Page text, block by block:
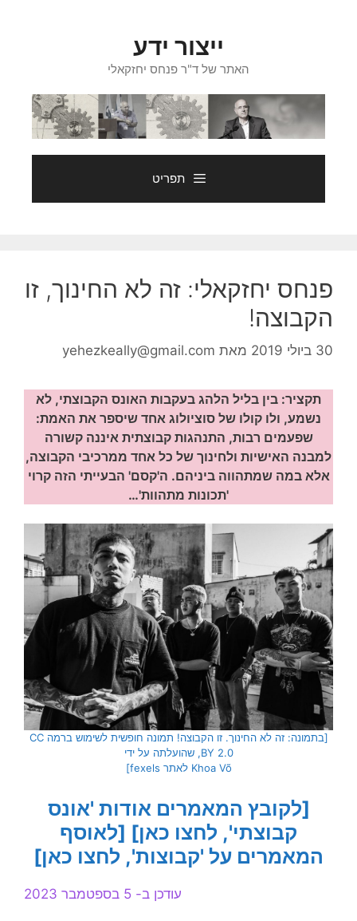
ייצור ידע
האתר של ד"ר פנחס יחזקאלי
תפריט
פנחס יחזקאלי: זה לא החינוך, זו
הקבוצה!
30 ביולי 2019 מאת yehezkeally@gmail.com
תקציר: בין בליל הלהג בעקבות האונס הקבוצתי, לא
נשמע, ולו קולו של סוציולוג אחד שיספר את האמת:
שפעמים רבות, התנהגותקבוצתית איננה קשורה
למבנה האישיות ולחינוך של כל אחד ממרכיבי הקבוצה,
אלא במה שמתהווה ביניהם. ה'קסם' הבעייתי הזה קרוי
'תכונות מתהוות'…
[בתמונה: זה לא החינוך. זו הקבוצה! תמונה חופשית לשימוש ברמה CC
BY 2.0, שהועלתה על ידי
Khoa Võ לאתר fexels]
[לקובץ המאמרים אודות 'אונס
קבוצתי', לחצו כאן] [לאוסף
המאמרים על 'קבוצות', לחצו כאן]
עודכן ב- 5 בספטמבר 2023